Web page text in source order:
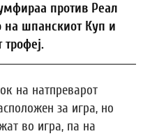
против Реал
на шпанскиот Куп и
на натпреварот
за игра, но
во игра, па на